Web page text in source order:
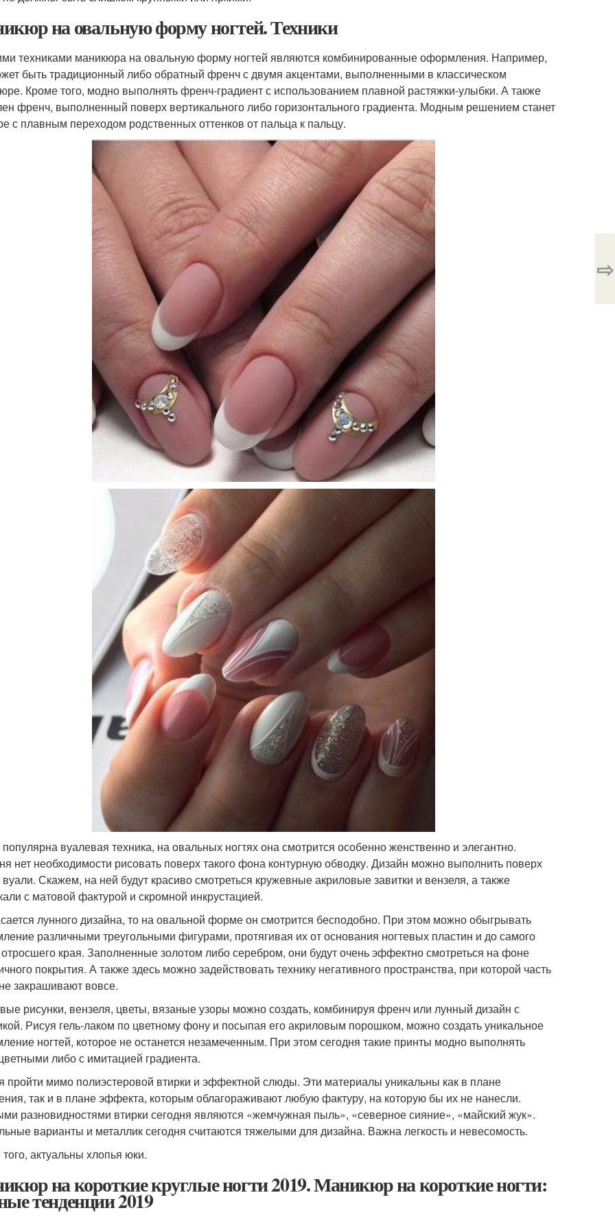
на овальную форму ногтей. Техники
техниками маникюра на овальную форму ногтей являются комбинированные оформления. Например,
быть традиционный либо обратный френч с двумя акцентами, выполненными в классическом
Кроме того, модно выполнять френч-градиент с использованием плавной растяжки-улыбки. А также
френч, выполненный поверх вертикального либо горизонтального градиента. Модным решением станет
с плавным переходом родственных оттенков от пальца к пальцу.
вуалевая техника, на овальных ногтях она смотрится особенно женственно и элегантно.
нет необходимости рисовать поверх такого фона контурную обводку. Дизайн можно выполнить поверх
Скажем, на ней будут красиво смотреться кружевные акриловые завитки и вензеля, а также
с матовой фактурой и скромной инкрустацией.
лунного дизайна, то на овальной форме он смотрится бесподобно. При этом можно обыгрывать
различными треугольными фигурами, протягивая их от основания ногтевых пластин и до самого
края. Заполненные золотом либо серебром, они будут очень эффектно смотреться на фоне
покрытия. А также здесь можно задействовать технику негативного пространства, при которой часть
закрашивают вовсе.
рисунки, вензеля, цветы, вязаные узоры можно создать, комбинируя френч или лунный дизайн с
Рисуя гель-лаком по цветному фону и посыпая его акриловым порошком, можно создать уникальное
ногтей, которое не останется незамеченным. При этом сегодня такие принты модно выполнять
либо с имитацией градиента.
пройти мимо полиэстеровой втирки и эффектной слюды. Эти материалы уникальны как в плане
так и в плане эффекта, которым облагораживают любую фактуру, на которую бы их не нанесли.
разновидностями втирки сегодня являются «жемчужная пыль», «северное сияние», «майский жук».
варианты и металлик сегодня считаются тяжелыми для дизайна. Важна легкость и невесомость.
актуальны хлопья юки.
на короткие круглые ногти 2019. Маникюр на короткие ногти:
тенденции 2019
⇨